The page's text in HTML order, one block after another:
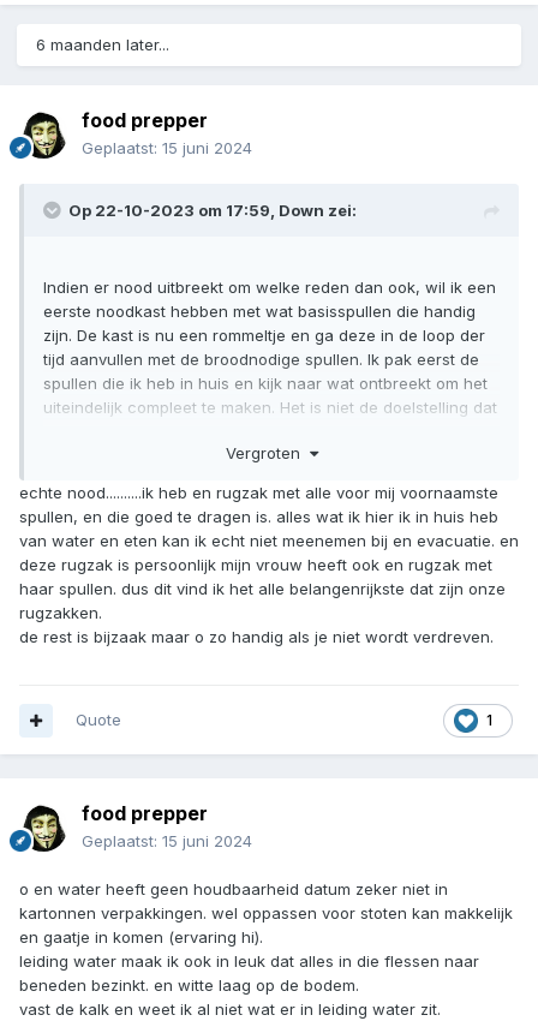
6 maanden later...
food prepper
Geplaatst: 15 juni 2024
Op 22-10-2023 om 17:59, Down zei:
Indien er nood uitbreekt om welke reden dan ook, wil ik een
eerste noodkast hebben met wat basisspullen die handig
zijn. De kast is nu een rommeltje en ga deze in de loop der
tijd aanvullen met de broodnodige spullen. Ik pak eerst de
spullen die ik heb in huis en kijk naar wat ontbreekt om het
uiteindelijk compleet te maken. Het is niet de doelstelling dat
kunnen, maar een weekje overleven zou ik wel prettig
De kast bevind zich in de gang die omringd is door
draagmuren en naar buitenslaande deuren, ramen kunnen
afgedicht worden indien noodzakelijk. De gang kan als
eerste nood gebruikt worden indien ik zou moeten schuilen
om welke reden dan ook. Dit is mijn eerste basis punt van
waaruit ik ook zou moeten vertrekken indien noodzakelijk.
Vergroten
echte nood..........ik heb en rugzak met alle voor mij voornaamste
spullen, en die goed te dragen is. alles wat ik hier ik in huis heb
van water en eten kan ik echt niet meenemen bij en evacuatie. en
deze rugzak is persoonlijk mijn vrouw heeft ook en rugzak met
haar spullen. dus dit vind ik het alle belangenrijkste dat zijn onze
rugzakken.
de rest is bijzaak maar o zo handig als je niet wordt verdreven.
1
Quote
food prepper
Geplaatst: 15 juni 2024
o en water heeft geen houdbaarheid datum zeker niet in
kartonnen verpakkingen. wel oppassen voor stoten kan makkelijk
en gaatje in komen (ervaring hi).
leiding water maak ik ook in leuk dat alles in die flessen naar
beneden bezinkt. en witte laag op de bodem.
vast de kalk en weet ik al niet wat er in leiding water zit.